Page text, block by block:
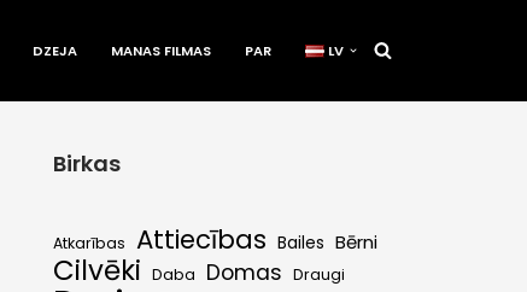
DZEJA MANAS FILMAS PAR LV
Birkas
Atkarības Attiecības Bailes Bērni
Cilvēki Daba Domas Draugi